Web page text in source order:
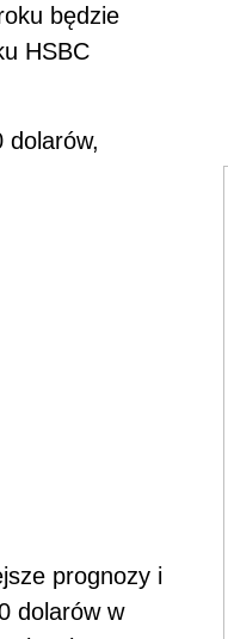
będzie
HSBC
dolarów,
prognozy i
dolarów w